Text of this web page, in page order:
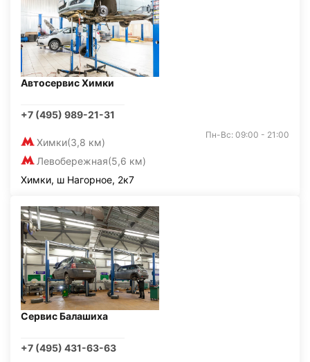
Автосервис Химки
+7 (495) 989-21-31
Химки(3,8 км)
Левобережная(5,6 км)
Пн-Вс: 09:00 - 21:00
Химки, ш Нагорное, 2к7
Сервис Балашиха
+7 (495) 431-63-63